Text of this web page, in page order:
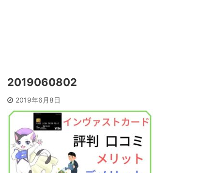
2019060802
2019年6月8日